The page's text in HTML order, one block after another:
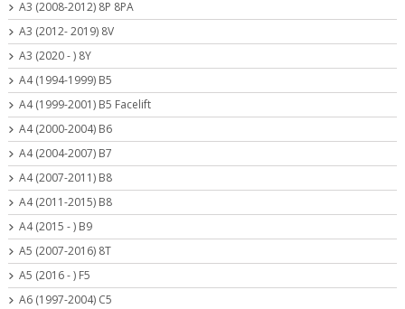
A3 (2008-2012) 8P 8PA
A3 (2012- 2019) 8V
A3 (2020 - ) 8Y
A4 (1994-1999) B5
A4 (1999-2001) B5 Facelift
A4 (2000-2004) B6
A4 (2004-2007) B7
A4 (2007-2011) B8
A4 (2011-2015) B8
A4 (2015 - ) B9
A5 (2007-2016) 8T
A5 (2016 - ) F5
A6 (1997-2004) C5